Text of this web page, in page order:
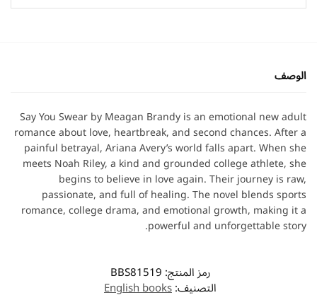
الوصف
Say You Swear by Meagan Brandy is an emotional new adult
romance about love, heartbreak, and second chances. After a
painful betrayal, Ariana Avery’s world falls apart. When she
meets Noah Riley, a kind and grounded college athlete, she
begins to believe in love again. Their journey is raw,
passionate, and full of healing. The novel blends sports
romance, college drama, and emotional growth, making it a
powerful and unforgettable story.
رمز المنتج:BBS81519
التصنيف:English books